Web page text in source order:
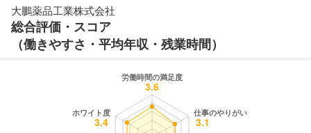
大鵬薬品工業株式会社
総合評価・スコア
（働きやすさ・平均年収・残業時間）